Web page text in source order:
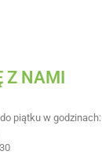
Z NAMI
piątku w godzinach: